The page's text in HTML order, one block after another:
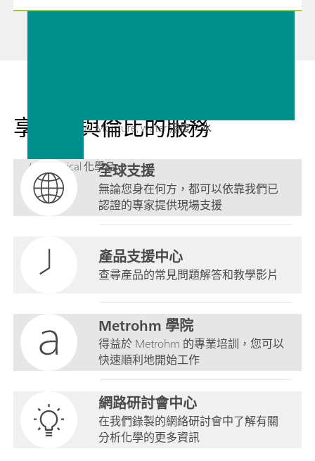
// Moisture, water 濕度、水
// Chemical 化學品
享受無與倫比的服務
全球支援
無論您身在何方，都可以依靠我們已
認證的專家提供現場支援
產品支援中心
查尋產品的常見問題解答和教學影片
Metrohm 學院
得益於 Metrohm 的專業培訓，您可以
快速順利地開始工作
網路研討會中心
在我們錄製的網絡研討會中了解有關
分析化學的更多資訊